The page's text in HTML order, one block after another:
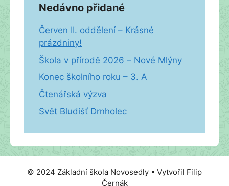
Nedávno přidané
Červen II. oddělení – Krásné
prázdniny!
Škola v přírodě 2026 – Nové Mlýny
Konec školního roku – 3. A
Čtenářská výzva
Svět Bludišť Drnholec
© 2024 Základní škola Novosedly • Vytvořil Filip
Černák